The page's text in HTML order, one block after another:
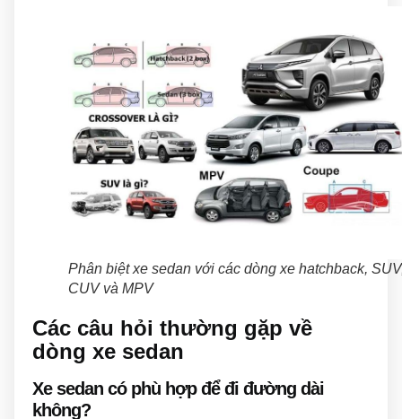
Phân biệt xe sedan với các dòng xe hatchback,
CUV và MPV
Các câu hỏi thường gặp về
dòng xe sedan
Xe sedan có phù hợp để đi đường dài
không?